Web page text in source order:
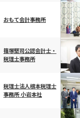
おもて会計事務所
篠塚堅司公認会計士・
税理士事務所
税理士法人根本税理士
事務所 小岩本社